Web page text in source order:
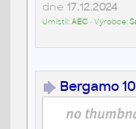
dne 17.12.2024
Umístil:AEC• Výrobce:
Bergamo